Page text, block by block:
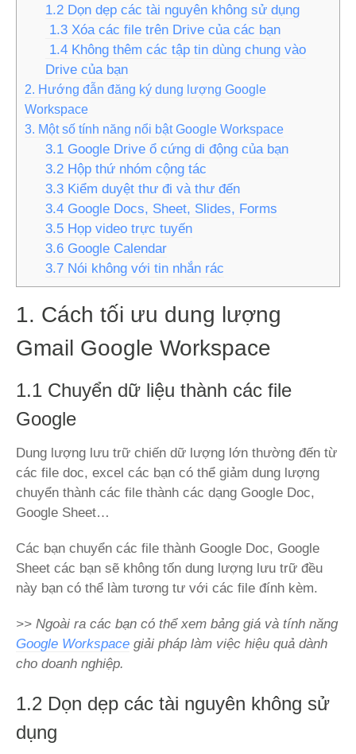
1.2 Dọn dẹp các tài nguyên không sử dụng
1.3 Xóa các file trên Drive của các bạn
1.4 Không thêm các tập tin dùng chung vào
Drive của bạn
2. Hướng đẫn đăng ký dung lượng Google
Workspace
3. Một số tính năng nổi bật Google Workspace
3.1 Google Drive ổ cứng di động của bạn
3.2 Hộp thứ nhóm cộng tác
3.3 Kiểm duyệt thư đi và thư đến
3.4 Google Docs, Sheet, Slides, Forms
3.5 Họp video trực tuyến
3.6 Google Calendar
3.7 Nói không với tin nhắn rác
1. Cách tối ưu dung lượng
Gmail Google Workspace
1.1 Chuyển dữ liệu thành các file
Google
Dung lượng lưu trữ chiến dữ lượng lớn thường đến từ
các file doc, excel các bạn có thể giảm dung lượng
chuyển thành các file thành các dạng Google Doc,
Google Sheet…
Các bạn chuyển các file thành Google Doc, Google
Sheet các bạn sẽ không tốn dung lượng lưu trữ đều
này bạn có thể làm tương tư với các file đính kèm.
>> Ngoài ra các bạn có thể xem bảng giá và tính năng
Google Workspace giải pháp làm việc hiệu quả dành
cho doanh nghiệp.
1.2 Dọn dẹp các tài nguyên không sử
dụng